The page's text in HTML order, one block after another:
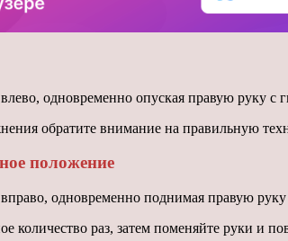
одновременно опуская правую руку с
обратите внимание на правильную
положение
одновременно поднимая правую
количество раз, затем поменяйте руки и